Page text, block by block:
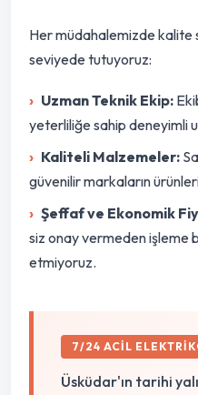
Her müdahalemizde kalite
seviyede tutuyoruz:
Uzman Teknik Ekip:
yeterliliğe sahip deneyimli
Kaliteli Malzemeler:
güvenilir markaların
Şeffaf ve Ekonomik
siz onay vermeden işleme
etmiyoruz.
7/24 ACIL
Üsküdar'ın tarihi